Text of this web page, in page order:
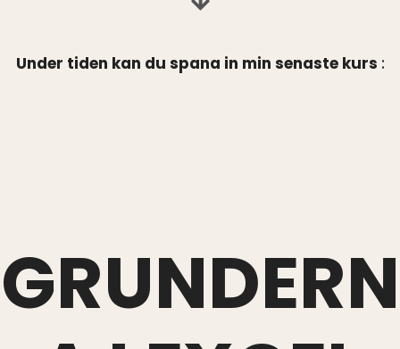
Under tiden kan du spana in min senaste kurs :
GRUNDERN